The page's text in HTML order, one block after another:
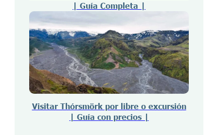
| Guía Completa |
Visitar Thórsmörk por libre o excursión
| Guía con precios |